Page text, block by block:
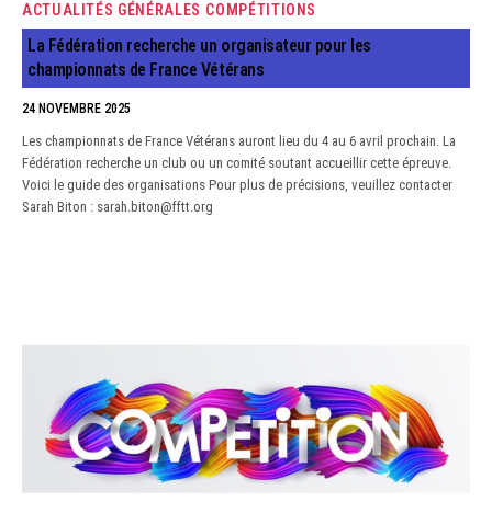
ACTUALITÉS GÉNÉRALES COMPÉTITIONS
La Fédération recherche un organisateur pour les
championnats de France Vétérans
24 NOVEMBRE 2025
Les championnats de France Vétérans auront lieu du 4 au 6 avril prochain. La
Fédération recherche un club ou un comité soutant accueillir cette épreuve.
Voici le guide des organisations Pour plus de précisions, veuillez contacter
Sarah Biton : sarah.biton@fftt.org